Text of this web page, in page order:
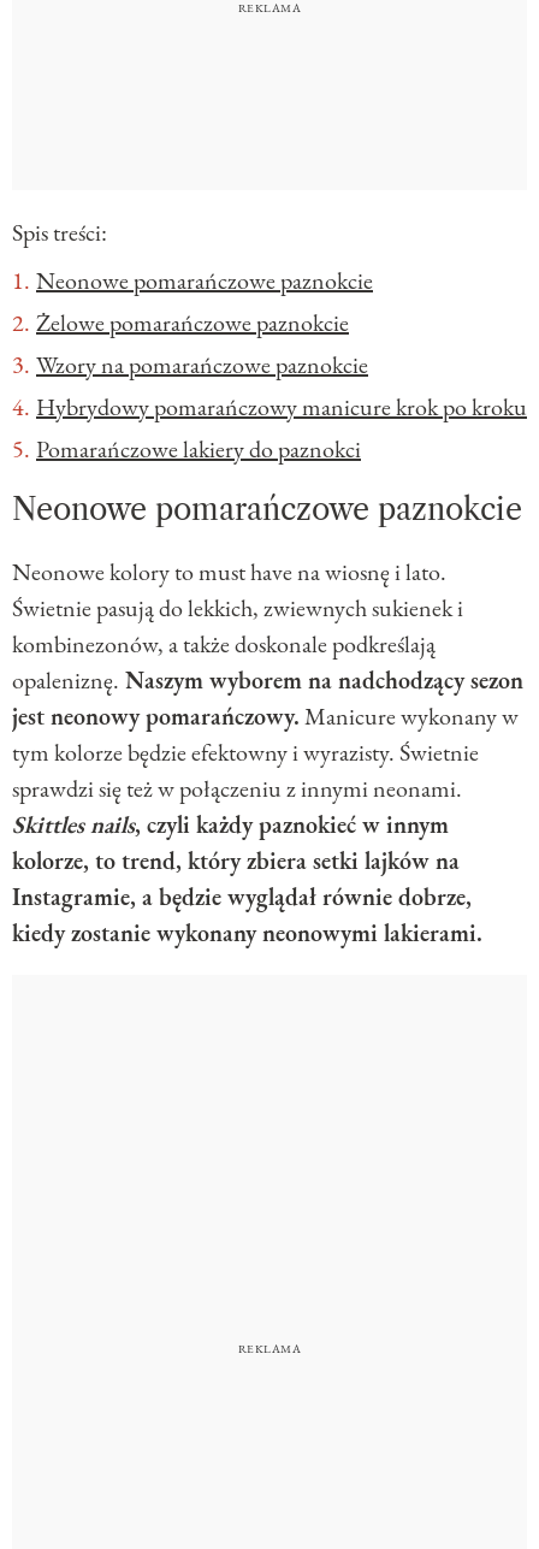
Spis treści:
Neonowe pomarańczowe paznokcie
Żelowe pomarańczowe paznokcie
Wzory na pomarańczowe paznokcie
Hybrydowy pomarańczowy manicure krok po kroku
Pomarańczowe lakiery do paznokci
Neonowe pomarańczowe paznokcie
Neonowe kolory to must have na wiosnę i lato.
Świetnie pasują do lekkich, zwiewnych sukienek i
kombinezonów, a także doskonale podkreślają
opaleniznę. Naszym wyborem na nadchodzący sezon
jest neonowy pomarańczowy.Manicure wykonany w
tym kolorze będzie efektowny i wyrazisty. Świetnie
sprawdzi się też w połączeniu z innymi neonami.
Skittles nails, czyli każdy paznokieć w innym
kolorze, to trend, który zbiera setki lajków na
Instagramie, a będzie wyglądał równie dobrze,
kiedy zostanie wykonany neonowymi lakierami.